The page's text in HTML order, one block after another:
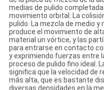
medias de pulido
movimiento orbital. La
pulido. La mezcla de medio y
produce el movimiento de
material un vórtice, y las
para entrarse en contacto
y exprimiendo fuerzas entre
proceso de pulido fino ideal.
significa que la velocidad de
más alta, que es bastante
diversas densidades en la